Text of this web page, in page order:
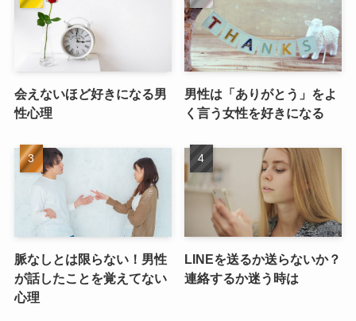
会えないほど好きになる男
性心理
男性は「ありがとう」をよ
く言う女性を好きになる
脈なしとは限らない！男性
が話したことを覚えてない
心理
LINEを送るか送らないか？
連絡するか迷う時は